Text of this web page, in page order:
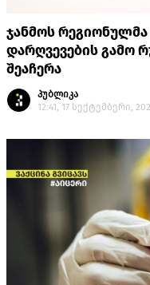
ჯანმოს
დარღვევების გამო
შეაჩერა
პუბლიკა
12:41, 17 სექტემბერი,